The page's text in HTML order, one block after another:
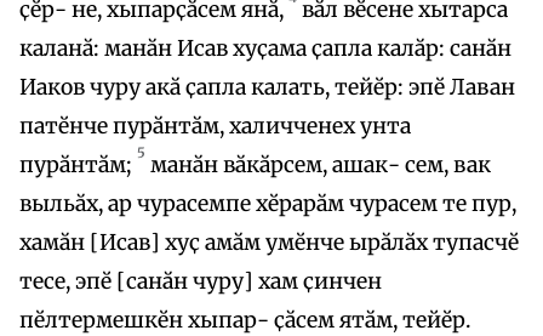
ҫӗр- не, хыпарҫӑсем янӑ,
вӑл вӗсене хытарса
каланӑ: манӑн Исав хуҫама ҫапла калӑр: санӑн
Иаков чуру акӑ ҫапла калать, тейӗр: эпӗ Лаван
патӗнче пурӑнтӑм, халичченех унта
пурӑнтӑм; 5 манӑн вӑкӑрсем, ашак- сем, вак
выльӑх, ар чурасемпе хӗрарӑм чурасем те пур,
хамӑн [Исав] хуҫ амӑм умӗнче ырӑлӑх тупасчӗ
тесе, эпӗ [санӑн чуру] хам ҫинчен
пӗлтермешкӗн хыпар- ҫӑсем ятӑм, тейӗр.